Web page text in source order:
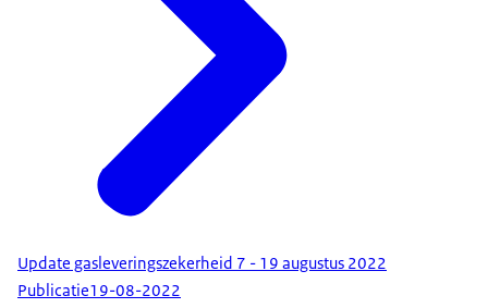
Update gasleveringszekerheid 7 - 19 augustus 2022
Publicatie19-08-2022